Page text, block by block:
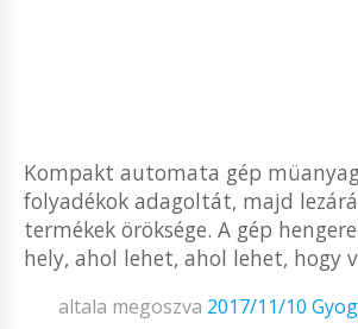
Kompakt automata gép
folyadékok adagoltát, majd
termékek öröksége. A gép
hely, ahol lehet, ahol lehet, hogy
altala megoszva 2017/11/10